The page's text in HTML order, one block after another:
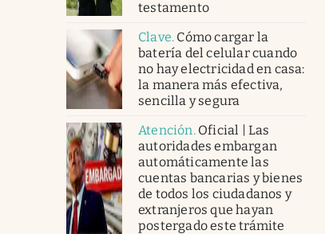
testamento
Clave. Cómo cargar la
batería del celular cuando
no hay electricidad en casa:
la manera más efectiva,
sencilla y segura
Atención. Oficial | Las
autoridades embargan
automáticamente las
cuentas bancarias y bienes
de todos los ciudadanos y
extranjeros que hayan
postergado este trámite